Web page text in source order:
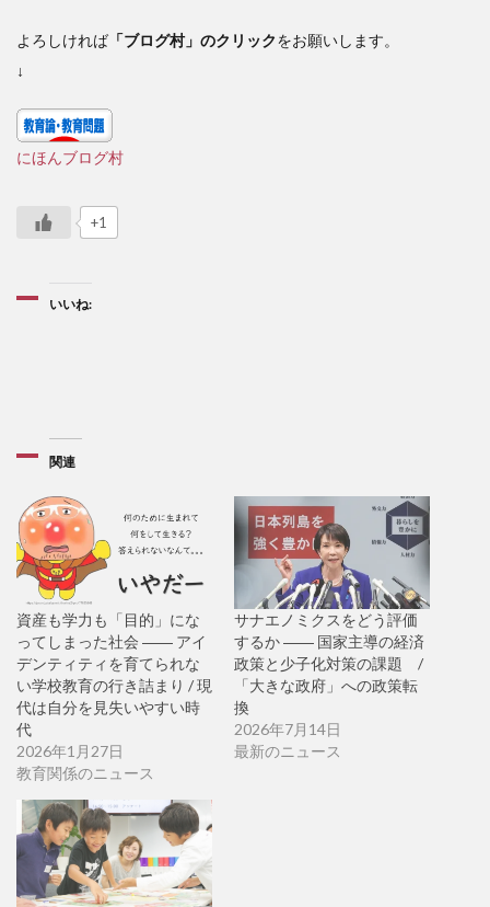
よろしければ 「ブログ村」のクリックをお願いします。
↓
にほんブログ村
+1
いいね:
関連
資産も学力も「目的」にな
ってしまった社会 ―― アイ
デンティティを育てられな
い学校教育の行き詰まり / 現
代は自分を見失いやすい時
代
2026年1月27日
教育関係のニュース
サナエノミクスをどう評価
するか ―― 国家主導の経済
政策と少子化対策の課題 /
「大きな政府」への政策転
換
2026年7月14日
最新のニュース